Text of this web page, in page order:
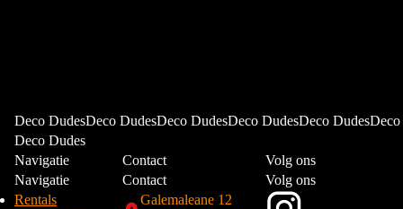
Deco DudesDeco DudesDeco DudesDeco DudesDeco
Deco Dudes
Navigatie
Navigatie
Rentals
Contact
Contact
Galemaleane 12
Volg ons
Volg ons